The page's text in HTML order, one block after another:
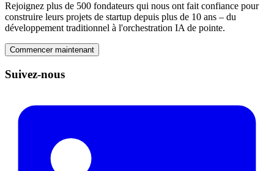
Rejoignez plus de 500 fondateurs qui nous ont fait confiance pour
construire leurs projets de startup depuis plus de 10 ans – du
développement traditionnel à l'orchestration IA de pointe.
Commencer maintenant
Suivez-nous